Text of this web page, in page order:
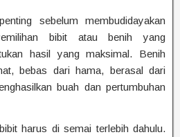
sebelum membudidayakan
bibit atau benih yang
hasil yang maksimal. Benih
bebas dari hama, berasal dari
buah dan pertumbuhan
harus di semai terlebih dahulu.